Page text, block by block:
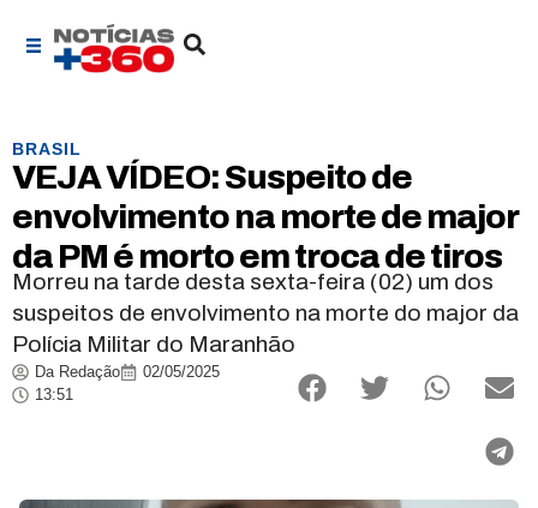
BRASIL
VEJA VÍDEO: Suspeito de
envolvimento na morte de major
da PM é morto em troca de tiros
Morreu na tarde desta sexta-feira (02) um dos
suspeitos de envolvimento na morte do major da
Polícia Militar do Maranhão
Da Redação
02/05/2025
13:51